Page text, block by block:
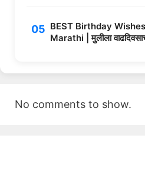
BEST Birthday
Marathi | मुलीला
No comments to show.